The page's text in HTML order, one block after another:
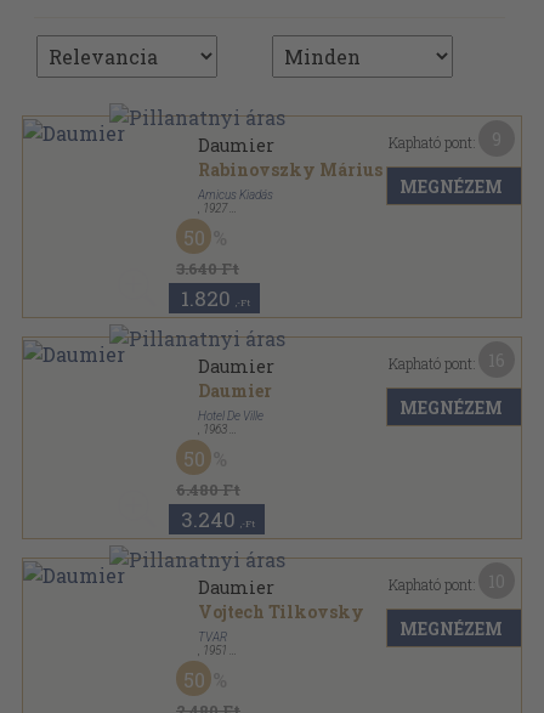
Daumier
Rabinovszky Márius
Amicus Kiadás
1927
Könyvkötői kötés
Magyar Művészeti Könyvtár sorozat
3.640 Ft
50
1.820 ,-Ft
Kapható pont:
MEGNÉZEM
Daumier
Daumier
Hotel De Ville
1963
Tűzött kötés
6.480 Ft
50
3.240 ,-Ft
Kapható pont:
MEGNÉZEM
Daumier
Vojtech Tilkovsky
TVAR
1951
Félvászon
50
Kapható pont:
MEGNÉZEM